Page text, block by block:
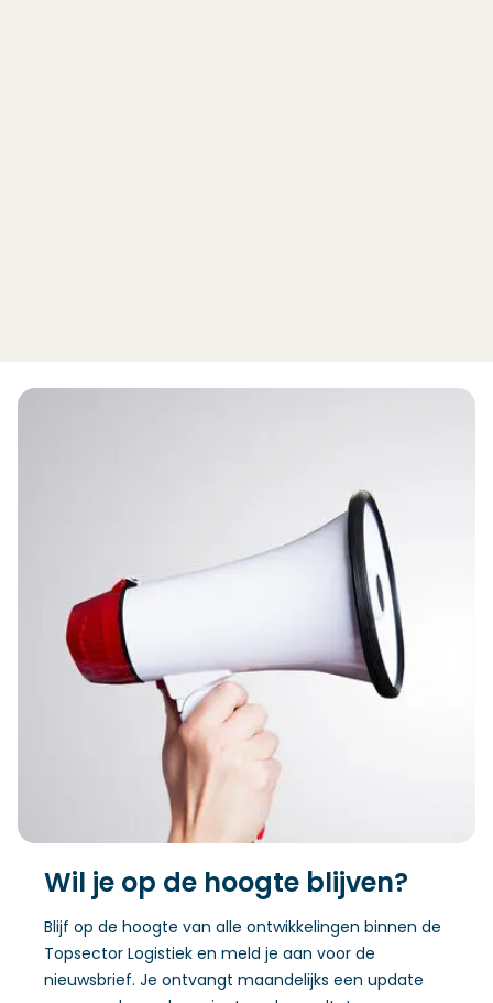
Wil je op de hoogte blijven?
Blijf op de hoogte van alle ontwikkelingen binnen de
Topsector Logistiek en meld je aan voor de
nieuwsbrief. Je ontvangt maandelijks een update